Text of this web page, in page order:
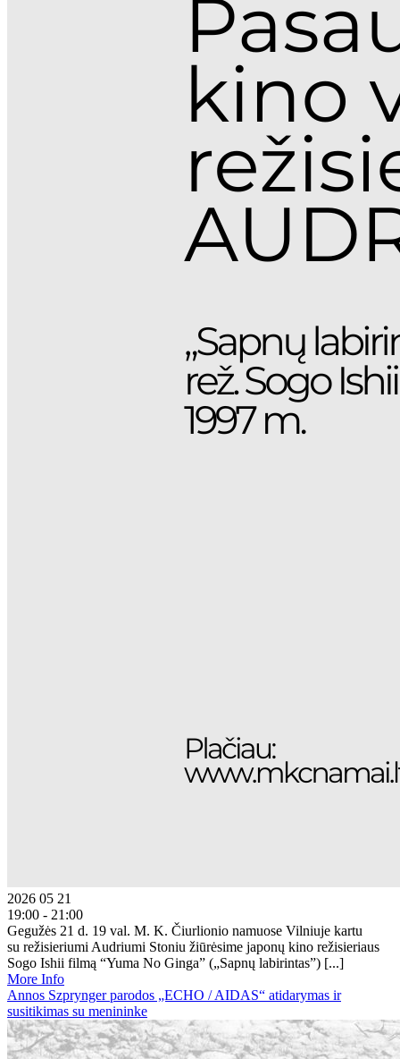
2026 05 21
19:00 - 21:00
Gegužės 21 d. 19 val. M. K. Čiurlionio namuose Vilniuje kartu
su režisieriumi Audriumi Stoniu žiūrėsime japonų kino režisieriaus
Sogo Ishii filmą “Yuma No Ginga” („Sapnų labirintas”) [...]
More Info
Annos Szprynger parodos „ECHO / AIDAS“ atidarymas ir
susitikimas su menininke